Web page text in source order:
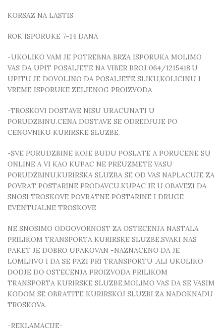
KORSAZ NA LASTIS
ROK ISPORUKE 7-14 DANA
-UKOLIKO VAM JE POTREBNA BRZA ISPORUKA MOLIMO
VAS DA UPIT POSALJETE NA VIBER BROJ 064/1215418.U
UPITU JE DOVOLJNO DA POSALJETE SLIKU,KOLICINU I
VREME ISPORUKE ZELJENOG PROIZVODA
-TROSKOVI DOSTAVE NISU URACUNATI U
PORUDZBINU.CENA DOSTAVE SE ODREDJUJE PO
CENOVNIKU KURIRSKE SLUZBE.
-SVE PORUDZBINE KOJE BUDU POSLATE A PORUCENE SU
ONLINE A VI KAO KUPAC NE PREUZMETE VASU
PORUDZBINU,KURIRSKA SLUZBA SE OD VAS NAPLACUJE ZA
POVRAT POSTARINE PRODAVCU.KUPAC JE U OBAVEZI DA
SNOSI TROSKOVE POVRATNE POSTARINE I DRUGE
EVENTUALNE TROSKOVE
NE SNOSIMO ODGOVORNOST ZA OSTECENJA NASTALA
PRILIKOM TRANSPORTA KURIRSKE SLUZBE.SVAKI NAS
PAKET JE DOBRO UPAKOVAN -NAZNACENO DA JE
LOMLJIVO I DA SE PAZI PRI TRANSPORTU .ALI UKOLIKO
DODJE DO OSTECENJA PROIZVODA PRILIKOM
TRANSPORTA KURIRSKE SLUZBE,MOLIMO VAS DA SE VASIM
KODOM SE OBRATITE KURIRSKOJ SLUZBI ZA NADOKNADU
TROSKOVA.
-REKLAMACIJE-